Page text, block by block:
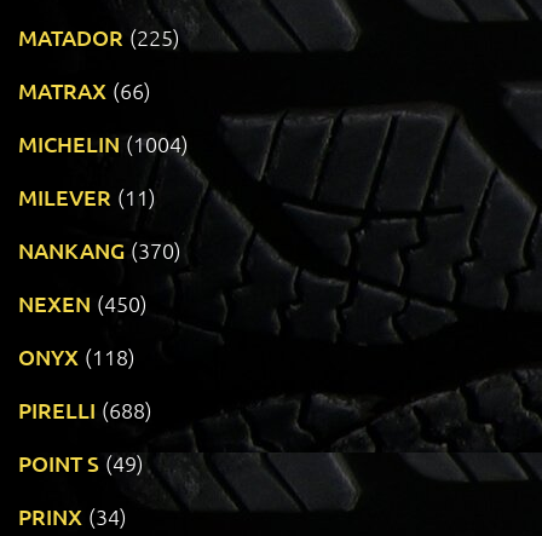
MATADOR (225)
MATRAX (66)
MICHELIN (1004)
MILEVER (11)
NANKANG (370)
NEXEN (450)
ONYX (118)
PIRELLI (688)
POINT S (49)
PRINX (34)